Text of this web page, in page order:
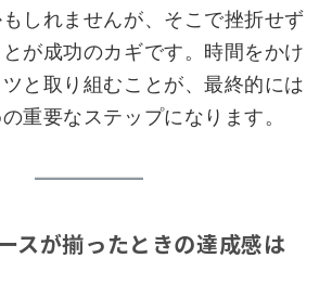
しれませんが、そこで挫折せず
が成功のカギです。時間をかけ
と取り組むことが、最終的には
重要なステップになります。
スが揃ったときの達成感は